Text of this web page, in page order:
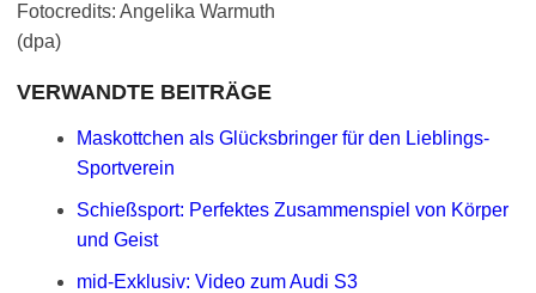
Fotocredits: Angelika Warmuth
(dpa)
VERWANDTE BEITRÄGE
Maskottchen als Glücksbringer für den Lieblings-
Sportverein
Schießsport: Perfektes Zusammenspiel von Körper
und Geist
mid-Exklusiv: Video zum Audi S3